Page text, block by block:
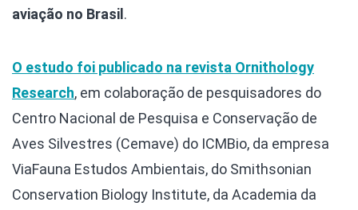
aviação no Brasil.
O estudo foi publicado na revista Ornithology
Research, em colaboração de pesquisadores do
Centro Nacional de Pesquisa e Conservação de
Aves Silvestres (Cemave) do ICMBio, da empresa
ViaFauna Estudos Ambientais, do Smithsonian
Conservation Biology Institute, da Academia da